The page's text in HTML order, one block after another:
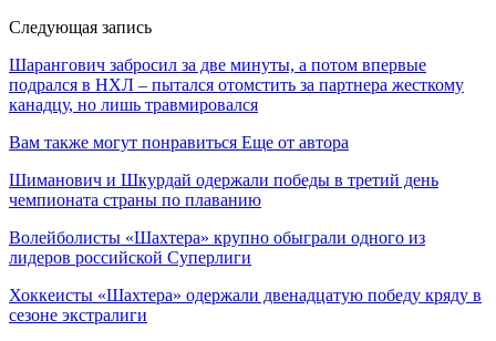
Следующая запись
Шарангович забросил за две минуты, а потом впервые
подрался в НХЛ – пытался отомстить за партнера жесткому
канадцу, но лишь травмировался
Вам также могут понравиться Еще от автора
Шиманович и Шкурдай одержали победы в третий день
чемпионата страны по плаванию
Волейболисты «Шахтера» крупно обыграли одного из
лидеров российской Суперлиги
Хоккеисты «Шахтера» одержали двенадцатую победу кряду в
сезоне экстралиги